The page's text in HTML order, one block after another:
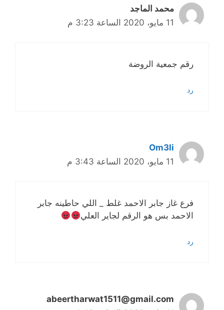
محمد الماجد
11 مايو، 2020 الساعة 3:23 م
رقم جمعية الروضة
رد
Om3li
11 مايو، 2020 الساعة 3:43 م
فرع غاز جابر الاحمد غلط _ اللي حاطينه جابر
الاحمد بس هو الرقم لجاير العلي
رد
abeertharwat1511@gmail.com